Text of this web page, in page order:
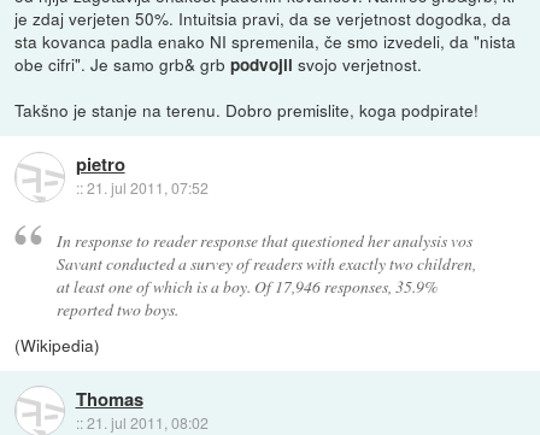
je zdaj verjeten 50%. Intuitsia pravi, da se verjetnost dogodka, da
sta kovanca padla enako NI spremenila, če smo izvedeli, da "nista
obe cifri". Je samo grb& grbpodvojil svojo verjetnost.
Takšno je stanje na terenu. Dobro premislite, koga podpirate!
pietro
::21. jul 2011, 07:52
In response to reader response that questioned her analysis vos
Savant conducted a survey of readers with exactly two children,
at least one of which is a boy. Of 17,946 responses, 35.9%
reported two boys.
(Wikipedia)
Thomas
::21. jul 2011, 08:02